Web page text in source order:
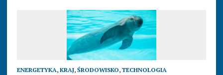
ENERGETYKA, KRAJ, ŚRODOWISKO, TECHNOLOGIA